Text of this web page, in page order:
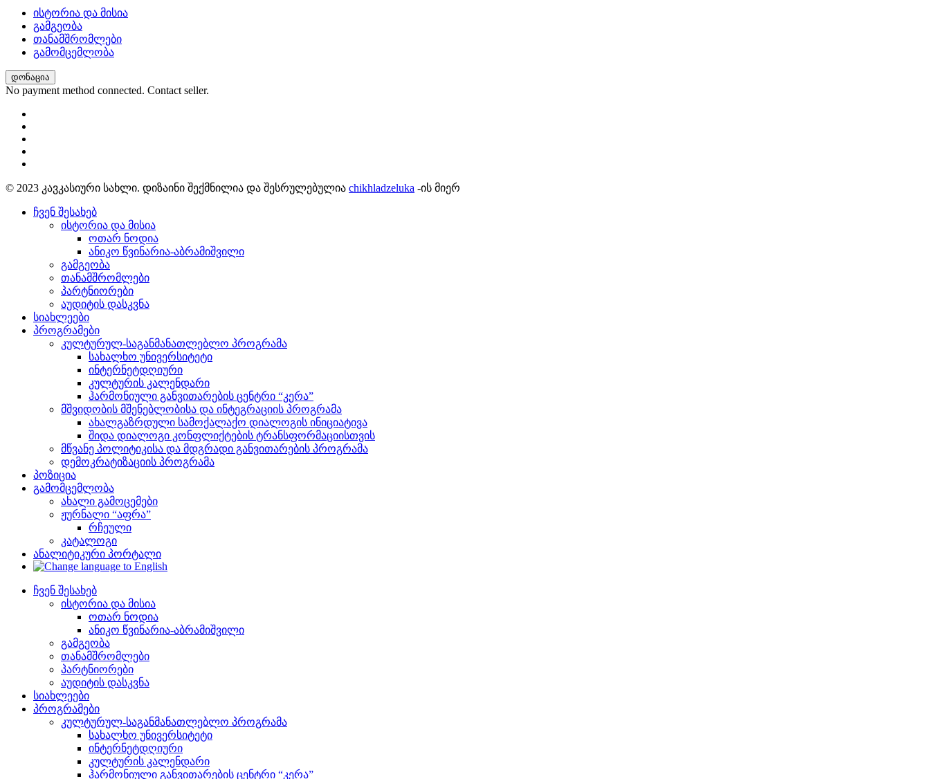
ისტორია და მისია
გამგეობა
თანამშრომლები
გამომცემლობა
დონაცია
No payment method connected. Contact seller.
© 2023 კავკასიური სახლი. დიზაინი შექმნილია და შესრულებულია chikhladzeluka -ის მიერ
ჩვენ შესახებ
ისტორია და მისია
ოთარ ნოდია
ანიკო წვინარია-აბრამიშვილი
გამგეობა
თანამშრომლები
პარტნიორები
აუდიტის დასკვნა
სიახლეები
პროგრამები
კულტურულ-საგანმანათლებლო პროგრამა
სახალხო უნივერსიტეტი
ინტერნეტდღიური
კულტურის კალენდარი
ჰარმონიული განვითარების ცენტრი “კერა”
მშვიდობის მშენებლობისა და ინტეგრაციის პროგრამა
ახალგაზრდული სამოქალაქო დიალოგის ინიციატივა
შიდა დიალოგი კონფლიქტების ტრანსფორმაციისთვის
მწვანე პოლიტიკისა და მდგრადი განვითარების პროგრამა
დემოკრატიზაციის პროგრამა
პოზიცია
გამომცემლობა
ახალი გამოცემები
ჟურნალი “აფრა”
რჩეული
კატალოგი
ანალიტიკური პორტალი
ჩვენ შესახებ
ისტორია და მისია
ოთარ ნოდია
ანიკო წვინარია-აბრამიშვილი
გამგეობა
თანამშრომლები
პარტნიორები
აუდიტის დასკვნა
სიახლეები
პროგრამები
კულტურულ-საგანმანათლებლო პროგრამა
სახალხო უნივერსიტეტი
ინტერნეტდღიური
კულტურის კალენდარი
ჰარმონიული განვითარების ცენტრი “კერა”